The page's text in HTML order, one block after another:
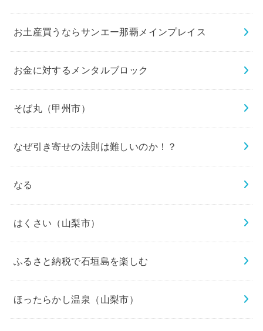
お土産買うならサンエー那覇メインプレイス
お金に対するメンタルブロック
そば丸（甲州市）
なぜ引き寄せの法則は難しいのか！？
なる
はくさい（山梨市）
ふるさと納税で石垣島を楽しむ
ほったらかし温泉（山梨市）